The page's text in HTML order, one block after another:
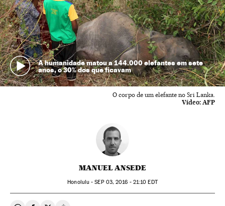
A humanidade matou a 144.000 elefantes em sete
anos, o 30% dos que ficavam
O corpo de um elefante no Sri Lanka.
Vídeo: AFP
MANUEL ANSEDE
Honolulu -SEP03, 2016 - 21:10 EDT